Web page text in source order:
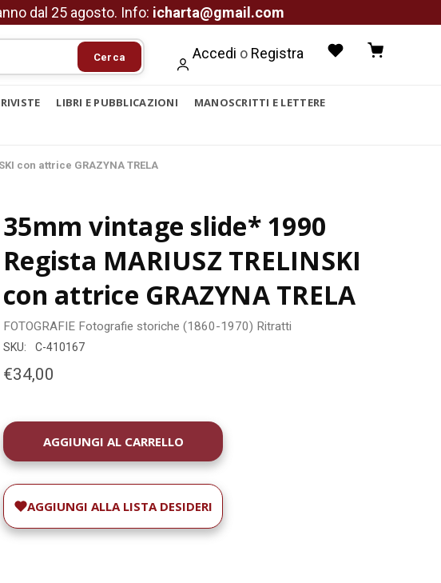
dal 25 agosto. Info: icharta@gmail.com
Cerca Accedi o Registra
LIBRI E PUBBLICAZIONI
MANOSCRITTI E LETTERE
con attrice GRAZYNA TRELA
35mm vintage slide* 1990
Regista MARIUSZ TRELINSKI
con attrice GRAZYNA TRELA
FOTOGRAFIE Fotografie storiche (1860-1970) Ritratti
SKU: C-410167
€34,00
DISPONIBILITÀ
ATTUALE:
AGGIUNGI ALLA LISTA DESIDERI